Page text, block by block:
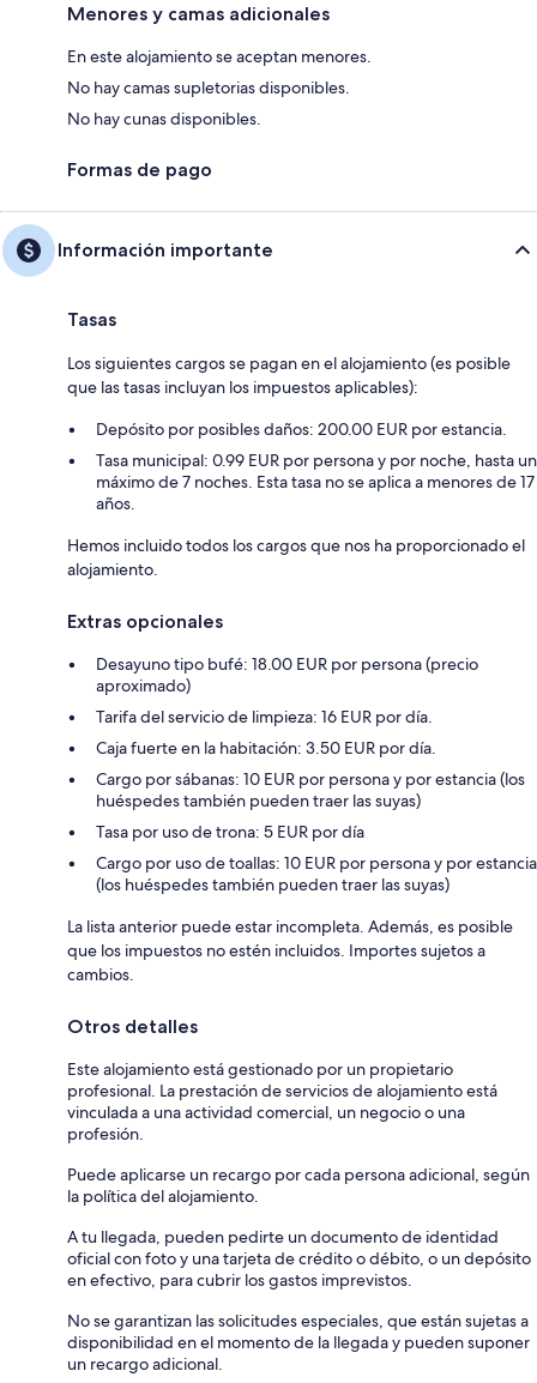
Menores y camas adicionales
En este alojamiento se aceptan menores.
No hay camas supletorias disponibles.
No hay cunas disponibles.
Formas de pago
Información importante
Tasas
Los siguientes cargos se pagan en el alojamiento (es posible
que las tasas incluyan los impuestos aplicables):
Depósito por posibles daños: 200.00 EUR por estancia.
Tasa municipal: 0.99 EUR por persona y por noche, hasta un
máximo de 7 noches. Esta tasa no se aplica a menores de 17
años.
Hemos incluido todos los cargos que nos ha proporcionado el
alojamiento.
Extras opcionales
Desayuno tipo bufé: 18.00 EUR por persona (precio
aproximado)
Tarifa del servicio de limpieza: 16 EUR por día.
Caja fuerte en la habitación: 3.50 EUR por día.
Cargo por sábanas: 10 EUR por persona y por estancia (los
huéspedes también pueden traer las suyas)
Tasa por uso de trona: 5 EUR por día
Cargo por uso de toallas: 10 EUR por persona y por estancia
(los huéspedes también pueden traer las suyas)
La lista anterior puede estar incompleta. Además, es posible
que los impuestos no estén incluidos. Importes sujetos a
cambios.
Otros detalles
Este alojamiento está gestionado por un propietario
profesional. La prestación de servicios de alojamiento está
vinculada a una actividad comercial, un negocio o una
profesión.
Puede aplicarse un recargo por cada persona adicional, según
la política del alojamiento.
A tu llegada, pueden pedirte un documento de identidad
oficial con foto y una tarjeta de crédito o débito, o un depósito
en efectivo, para cubrir los gastos imprevistos.
No se garantizan las solicitudes especiales, que están sujetas a
disponibilidad en el momento de la llegada y pueden suponer
un recargo adicional.